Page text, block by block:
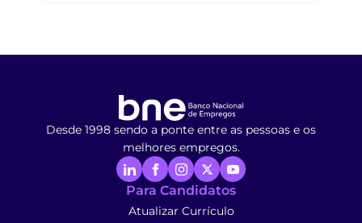
Desde 1998 sendo a ponte entre as pessoas e os
melhores empregos.
Para Candidatos
Atualizar Currículo